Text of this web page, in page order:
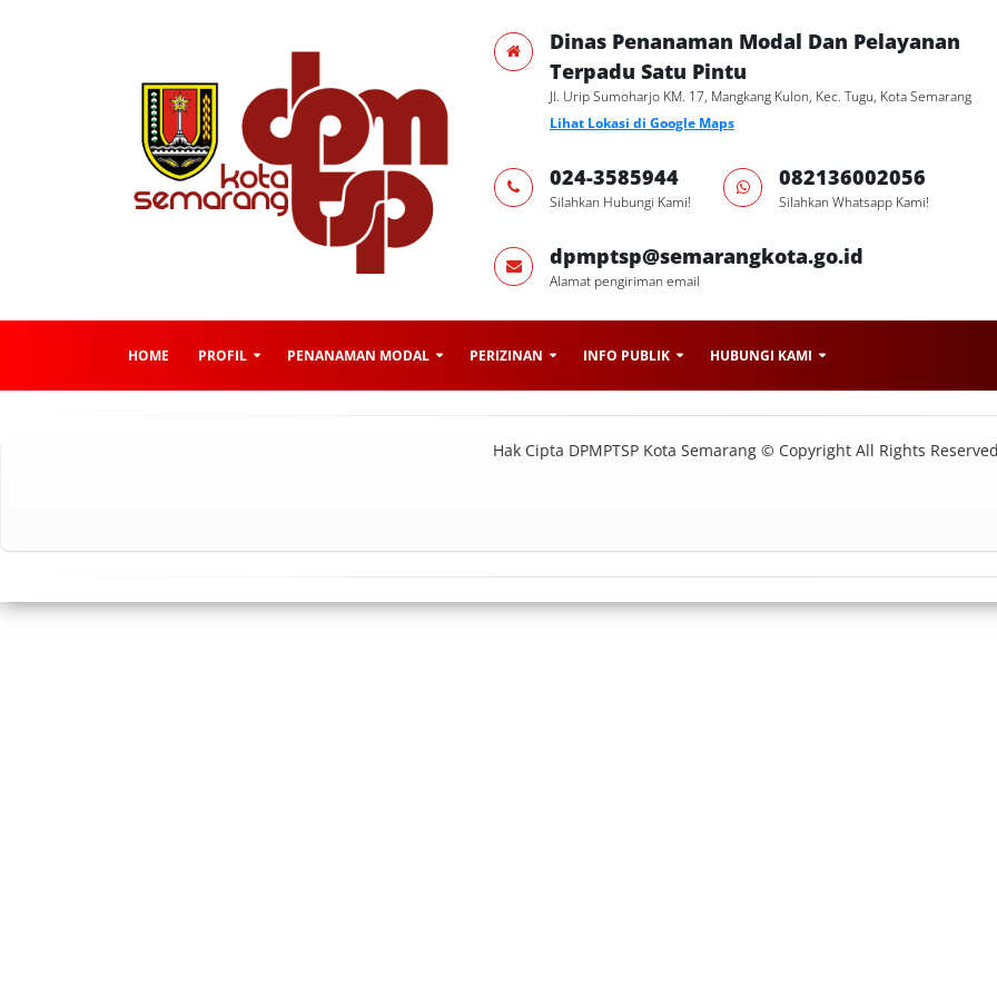
Dinas Penanaman Modal Dan Pelayanan
Terpadu Satu Pintu
Jl. Urip Sumoharjo KM. 17, Mangkang Kulon, Kec. Tugu, Kota Semarang
Lihat Lokasi di Google Maps
024-3585944
Silahkan Hubungi Kami!
082136002056
Silahkan Whatsapp Kami!
dpmptsp@semarangkota.go.id
Alamat pengiriman email
HOME PROFIL PENANAMAN MODAL PERIZINAN INFO PUBLIK HUBUNGI KAMI
Hak Cipta DPMPTSP Kota Semarang © Copyright All Rights